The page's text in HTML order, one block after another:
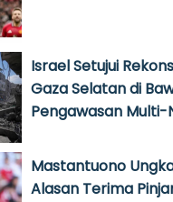
Israel Setujui
Gaza Selatan di
Pengawasan Multi-
Mastantuono
Alasan Terima